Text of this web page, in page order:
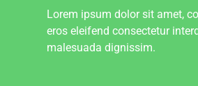
Lorem ipsum dolor sit amet,
eros eleifend consectetur
malesuada dignissim.